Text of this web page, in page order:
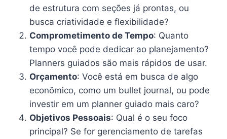
de estrutura com seções já prontas, ou
busca criatividade e flexibilidade?
Comprometimento de Tempo: Quanto
tempo você pode dedicar ao planejamento?
Planners guiados são mais rápidos de usar.
Orçamento: Você está em busca de algo
econômico, como um bullet journal, ou pode
investir em um planner guiado mais caro?
Objetivos Pessoais: Qual é o seu foco
principal? Se for gerenciamento de tarefas